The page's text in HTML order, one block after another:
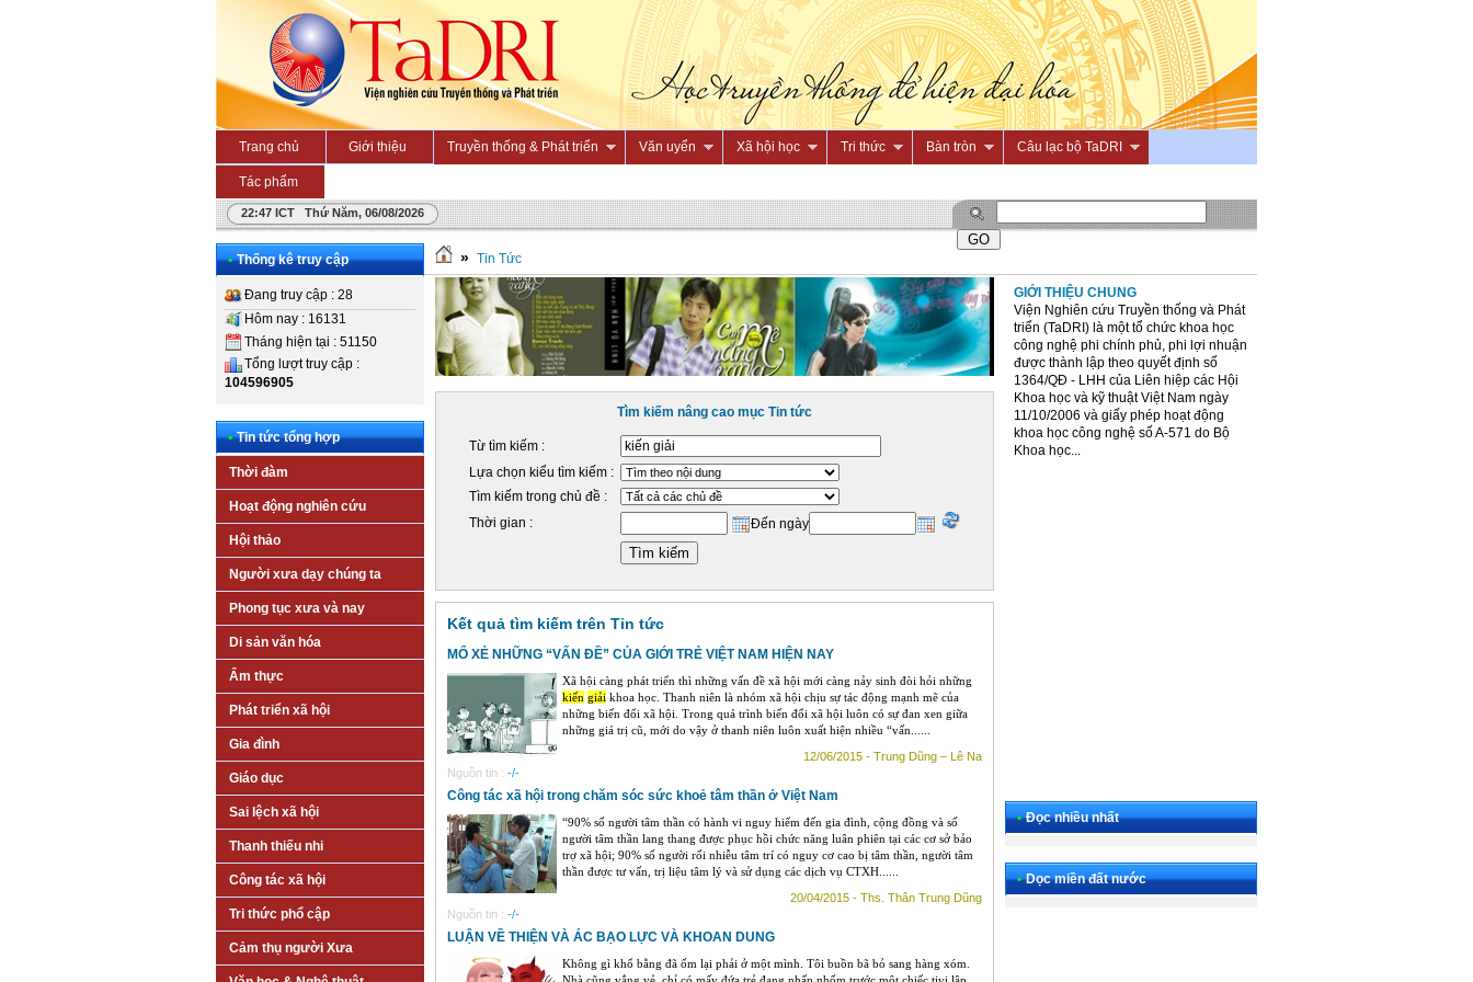
Trang chủ Giới thiệu Truyền thống & Phát triển Văn uyển Xã hội học Tri thức Bàn tròn Câu lạc bộ TaDRI
Tác phẩm
22:47 ICT Thứ Năm, 06/08/2026
• Thống kê truy cập
Đang truy cập : 28
Hôm nay : 16131
Tháng hiện tại : 51150
Tổng lượt truy cập :
104596905
• Tin tức tổng hợp
Thời đàm
Hoạt động nghiên cứu
Hội thảo
Người xưa dạy chúng ta
Phong tục xưa và nay
Di sản văn hóa
Ẩm thực
Phát triển xã hội
Gia đình
Giáo dục
Sai lệch xã hội
Thanh thiếu nhi
Công tác xã hội
Tri thức phổ cập
Cảm thụ người Xưa
» Tin Tức
Tìm kiếm nâng cao mục Tin tức
Từ tìm kiếm :
Lựa chọn kiểu tìm kiếm :
Tìm kiếm trong chủ đề :
Thời gian :
Đến ngày
Kết quả tìm kiếm trên Tin tức
MỔ XẺ NHỮNG “VẤN ĐỀ” CỦA GIỚI TRẺ VIỆT NAM HIỆN NAY
Xã hội càng phát triển thì những vấn đề xã hội mới càng nảy sinh đòi hỏi những
kiến giải khoa học. Thanh niên là nhóm xã hội chịu sự tác động mạnh mẽ của
những biến đổi xã hội. Trong quá trình biến đổi xã hội luôn có sự đan xen giữa
những giá trị cũ, mới do vậy ở thanh niên luôn xuất hiện nhiều “vấn......
12/06/2015 - Trung Dũng – Lê Na
Nguồn tin : -/-
Công tác xã hội trong chăm sóc sức khoẻ tâm thần ở Việt Nam
“90% số người tâm thần có hành vi nguy hiểm đến gia đình, cộng đồng và số
người tâm thần lang thang được phục hồi chức năng luân phiên tại các cơ sở bảo
trợ xã hội; 90% số người rối nhiễu tâm trí có nguy cơ cao bị tâm thần, người tâm
thần được tư vấn, trị liệu tâm lý và sử dụng các dịch vụ CTXH......
20/04/2015 - Ths. Thân Trung Dũng
Nguồn tin : -/-
LUẬN VỀ THIỆN VÀ ÁC BẠO LỰC VÀ KHOAN DUNG
Không gì khổ bằng đã ốm lại phải ở một mình. Tôi buồn bã bỏ sang hàng xóm.
GIỚI THIỆU CHUNG
Viện Nghiên cứu Truyền thống và Phát
triển (TaDRI) là một tổ chức khoa học
công nghệ phi chính phủ, phi lợi nhuận
được thành lập theo quyết định số
1364/QĐ - LHH của Liên hiệp các Hội
Khoa học và kỹ thuật Việt Nam ngày
11/10/2006 và giấy phép hoạt động
khoa học công nghệ số A-571 do Bộ
Khoa học...
• Đọc nhiều nhất
• Dọc miền đất nước